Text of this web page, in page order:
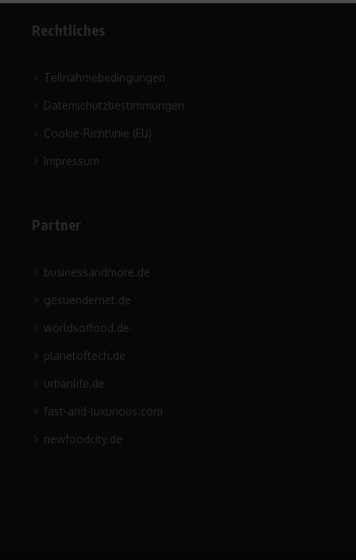
Rechtliches
Teilnahmebedingungen
Datenschutzbestimmungen
Cookie-Richtlinie (EU)
Impressum
Partner
businessandmore.de
gesuendernet.de
worldsoffood.de
planetoftech.de
urbanlife.de
fast-and-luxurious.com
newfoodcity.de